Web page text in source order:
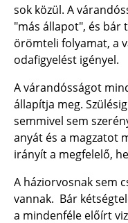
sok közül. A
"más állapot", és bár
örömteli folyamat, a
odafigyelést igényel.
A várandósságot
állapítja meg.
semmivel sem
anyát és a magzatot
irányít a megfelelő,
A háziorvosnak sem
vannak. Bár
a mindenféle előírt